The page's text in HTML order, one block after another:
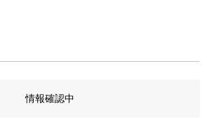
情報確認中